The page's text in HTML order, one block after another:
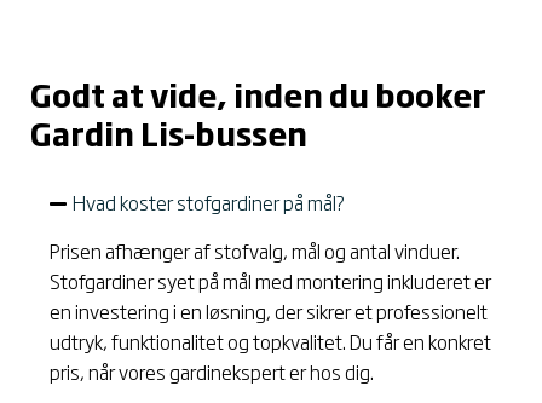
Godt at vide, inden du booker
Gardin Lis-bussen
Hvad koster stofgardiner på mål?
Prisen afhænger af stofvalg, mål og antal vinduer.
Stofgardiner syet på mål med montering inkluderet er
en investering i en løsning, der sikrer et professionelt
udtryk, funktionalitet og topkvalitet. Du får en konkret
pris, når vores gardinekspert er hos dig.